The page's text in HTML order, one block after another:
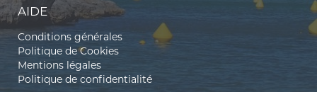
AIDE
Conditions générales
Politique de Cookies
Mentions légales
Politique de confidentialité